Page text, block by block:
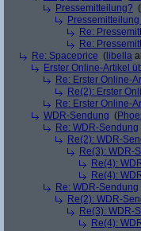
Pressemitteilung? (
Re:
Re:
Re: Spaceprice ( libella
Erster Online-Artikel
Re: Erster Online-
Re(2): Erster
Re: Erster Online-
WDR-Sendung (
Re: WDR-Sendung
Re(2): WDR-
Re(3): WDR-
Re(4):
Re(4):
Re: WDR-Sendung
Re(2): WDR-
Re(3): WDR-
Re(4):